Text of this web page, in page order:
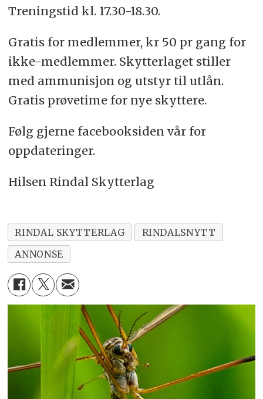
Treningstid kl. 17.30-18.30.
Gratis for medlemmer, kr 50 pr gang for
ikke-medlemmer. Skytterlaget stiller
med ammunisjon og utstyr til utlån.
Gratis prøvetime for nye skyttere.
Følg gjerne facebooksiden vår for
oppdateringer.
Hilsen Rindal Skytterlag
RINDAL SKYTTERLAG
RINDALSNYTT
ANNONSE